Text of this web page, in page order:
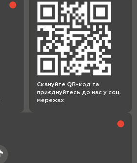
Скануйте QR-код та
приєднуйтесь до нас у соц.
мережах